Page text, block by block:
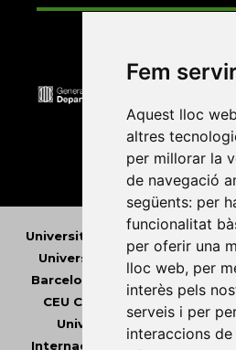
Fem
Aquest lloc
altres
per millorar la
de navegació
següents: per
funcionalitat
per oferir una
lloc web, per
interès pels
serveis i per
interaccions
Universitat Abat Oliba CEU •
Universitat d'Andorra
Barcelona
Universitat de
CEU Cardenal Herrera •
Universitat de les Illes
Internacional de Catalunya
•